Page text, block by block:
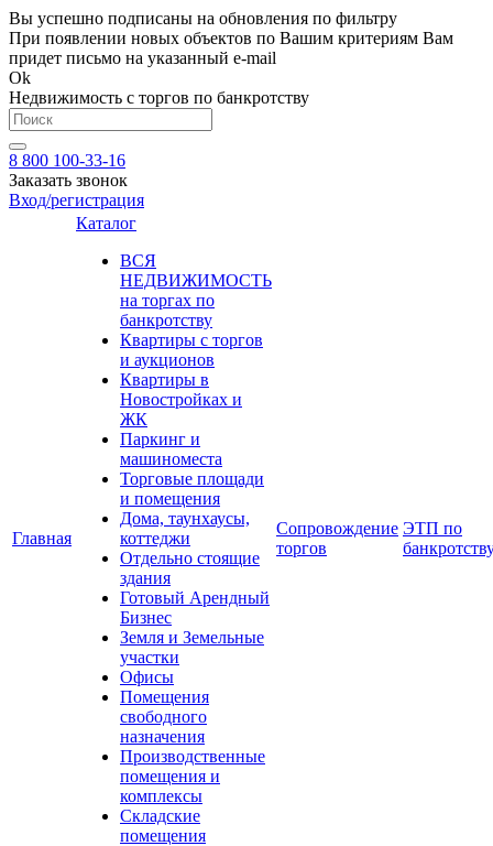
Вы успешно подписаны на обновления по фильтру
При появлении новых объектов по Вашим критериям Вам
придет письмо на указанный e-mail
Ok
Недвижимость с торгов по банкротству
8 800 100-33-16
Заказать звонок
Вход/регистрация
Главная
Каталог
ВСЯ
НЕДВИЖИМОСТЬ
на торгах по
банкротству
Квартиры с торгов
и аукционов
Квартиры в
Новостройках и
ЖК
Паркинг и
машиноместа
Торговые площади
и помещения
Дома, таунхаусы,
коттеджи
Отдельно стоящие
здания
Готовый Арендный
Бизнес
Земля и Земельные
участки
Офисы
Помещения
свободного
назначения
Производственные
помещения и
комплексы
Складские
помещения
Сопровождение
торгов
ЭТП по